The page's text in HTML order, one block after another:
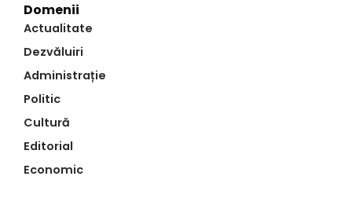
Domenii
Actualitate
Dezvăluiri
Administrație
Politic
Cultură
Editorial
Economic